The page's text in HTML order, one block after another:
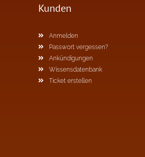
Kunden
Anmelden
Passwort vergessen?
Ankündigungen
Wissensdatenbank
Ticket erstellen